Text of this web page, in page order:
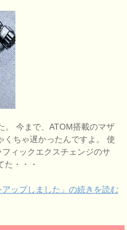
。 今まで、ATOM搭載のマザ
くちゃ遅かったんですよ。 使
ィックエクスチェンジのサ
・・・
アップしました」の続きを読む